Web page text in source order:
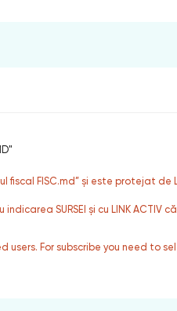
fiscal FISC.md” și este protejat
SURSEI și cu LINK ACTIV
users. For subscribe you need to